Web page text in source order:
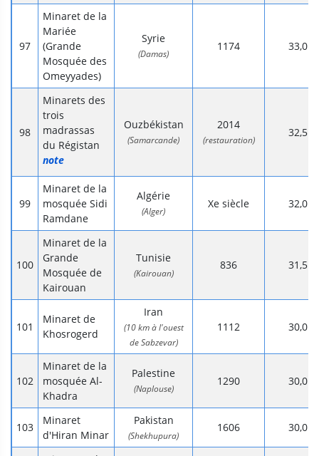
Minaret de la
Mariée
(Grande
Mosquée des
Omeyyades)
Syrie
(Damas)
1174 33,0
Minarets des
trois
madrassas
du Régistan
note
Ouzbékistan
(Samarcande)
2014
(restauration)
32,5
Minaret de la
mosquée Sidi
Ramdane
Algérie
(Alger)
Xe siècle 32,0
Minaret de la
Grande
Mosquée de
Kairouan
Tunisie
(Kairouan)
836 31,5
Minaret de
Khosrogerd
Iran
(10 km à l'ouest
de Sabzevar)
1112 30,0
Minaret de la
mosquée Al-
Khadra
Palestine
(Naplouse)
1290 30,0
Minaret
d'Hiran Minar
Pakistan
(Shekhupura)
1606 30,0